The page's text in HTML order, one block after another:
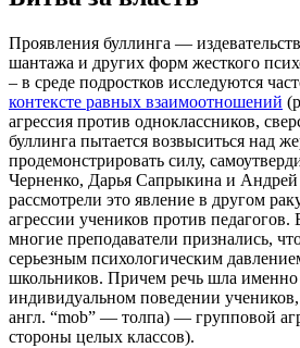
Проявления буллинга —
шантажа и других форм жесткого
– в среде подростков исследуются
контексте равных взаимоотношений
агрессия против одноклассников,
буллинга пытается возвыситься над
продемонстрировать силу,
Черненко, Дарья Сапрыкина и
рассмотрели это явление в другом
агрессии учеников против педагогов.
многие преподаватели признались,
серьезным психологическим
школьников. Причем речь шла
индивидуальном поведении
англ. “mob” — толпа) — групповой
стороны целых классов).